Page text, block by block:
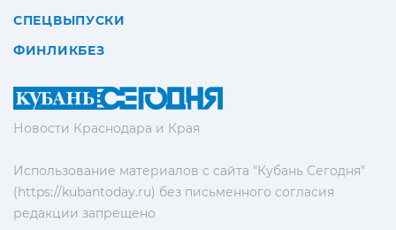
Новости Краснодара и Края
Использование материалов с сайта "Кубань Сегодня"
(https://kubantoday.ru) без письменного согласия
редакции запрещено
СПЕЦВЫПУСКИ
ФИНЛИКБЕЗ